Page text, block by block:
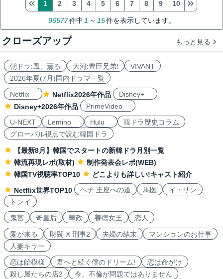
96577件中 1 ～ 15件を表示しています。
1 2 3 4 5 6 7 8 9 10
クローズアップ もっと見る
朝ドラ:風、薫る 大河:豊臣兄弟!
VIVANT
2026年夏(7月)国内ドラマ一覧
Netflix
Netflix2026年作品
Disney+
Disney+2026年作品
PrimeVideo
U-NEXT
Lemino Hulu
韓ドラ歴史コラム
グローバル視点で読む韓国ドラ
【最新8月】韓国でスタートの新韓ドラ月別一覧
韓流再現レポ(取材)
制作発表会レポ(WEB)
韓国TV視聴率TOP10
どこよりも詳しい!キャスト紹介
Netflix世界TOP10
ヘチ 王座への道 馬医
イ・サン
トンイ
鬼宮
奇皇后 華政 善徳女王 恋人
愛が来る 財閥 X 刑事2 夫婦の結末
マンションのお仕事
人妻キラー
恋は飴模様
君へと続く僕のドリーム!
恋は命がけ
殺し屋たちの店2
今、不倫が問題ではありません